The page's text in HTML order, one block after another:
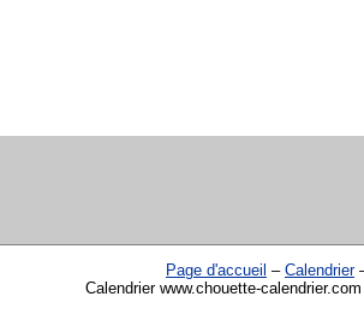
Page d'accueil – Calendrier
Calendrier www.chouette-